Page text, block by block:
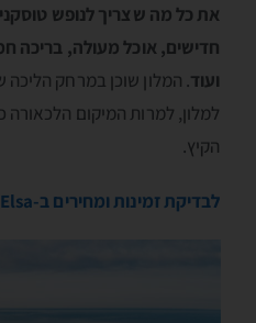
את כל מה שצריך לנופש
חדישים, אוכל מעולה, בריכה
ועוד. המלון שוכן במרחק
למלון, למרות המיקום
הקיץ.
לבדיקת זמינות ומחירים ב-Hotel Villa Elsa, הקליקו כאן…